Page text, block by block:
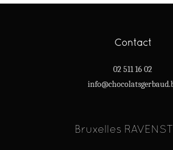
Contact
02 511 16 02
Bruxelles